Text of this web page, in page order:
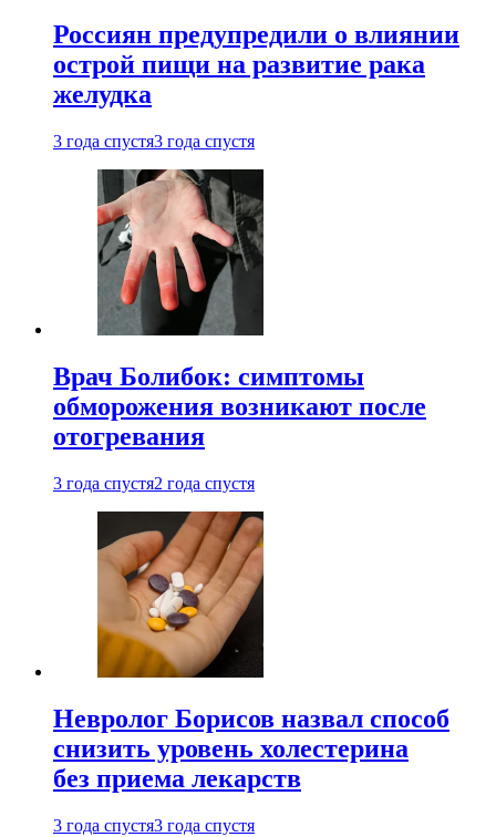
Россиян предупредили о влиянии
острой пищи на развитие рака
желудка
3 года спустя3 года спустя
Врач Болибок: симптомы
обморожения возникают после
отогревания
3 года спустя2 года спустя
Невролог Борисов назвал способ
снизить уровень холестерина
без приема лекарств
3 года спустя3 года спустя